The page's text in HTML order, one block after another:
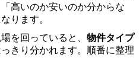
高いのか安いのか分からな
ります。
を回っていると、 物件タイプ
きり分かれます。順番に整理